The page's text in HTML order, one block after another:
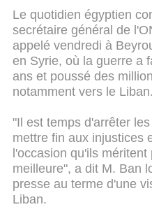
Le quotidien égyptien
secrétaire général de
appelé vendredi à
en Syrie, où la guerre a
ans et poussé des
notamment vers le Liban.
"Il est temps d'arrêter
mettre fin aux injustices
l'occasion qu'ils
meilleure", a dit M. Ban
presse au terme d'une
Liban.